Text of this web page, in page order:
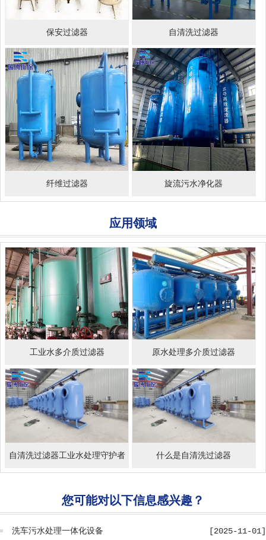
保安过滤器 自清洗过滤器
纤维过滤器 旋流污水净化器
应用领域
工业水多介质过滤器 原水处理多介质过滤器
自清洗过滤器工业水处理守护者 什么是自清洗过滤器
您可能对以下信息感兴趣？
[2025-11-01]
洗车污水处理一体化设备